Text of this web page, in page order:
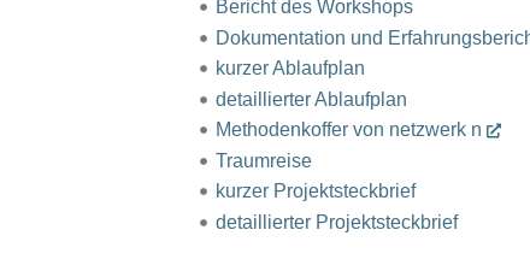
Bericht des Workshops
Dokumentation und
kurzer Ablaufplan
detaillierter Ablaufplan
Methodenkoffer von netzwerk n
Traumreise
kurzer Projektsteckbrief
detaillierter Projektsteckbrief